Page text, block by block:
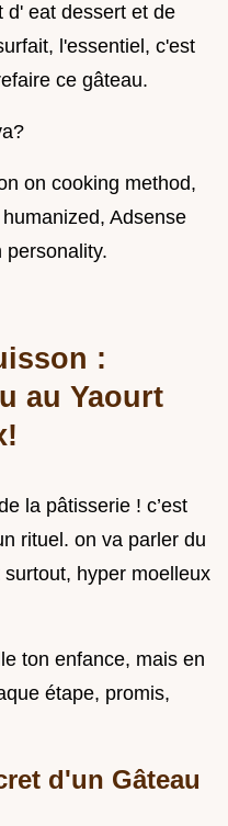
d' eat dessert et de
l'essentiel, c'est
ce gâteau.
on cooking method,
Adsense
personality.
:
au Yaourt
la pâtisserie ! c’est
rituel. on va parler du
hyper moelleux
ton enfance, mais en
étape, promis,
d'un Gâteau